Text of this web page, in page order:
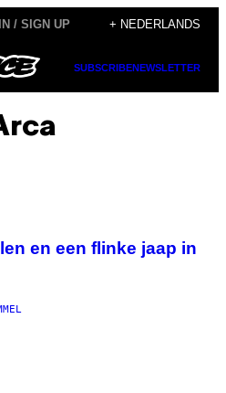
/ SIGN UP + NEDERLANDS
SUBSCRIBENEWSLETTER
en een flinke jaap in